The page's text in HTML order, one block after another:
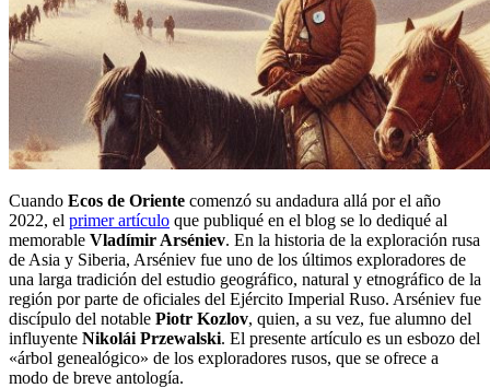
Cuando Ecos de Oriente comenzó su andadura allá por el año
2022, el primer artículo que publiqué en el blog se lo dediqué al
memorable Vladímir Arséniev. En la historia de la exploración rusa
de Asia y Siberia, Arséniev fue uno de los últimos exploradores de
una larga tradición del estudio geográfico, natural y etnográfico de la
región por parte de oficiales del Ejército Imperial Ruso. Arséniev fue
discípulo del notable Piotr Kozlov, quien, a su vez, fue alumno del
influyente Nikolái Przewalski. El presente artículo es un esbozo del
«árbol genealógico» de los exploradores rusos, que se ofrece a
modo de breve antología.